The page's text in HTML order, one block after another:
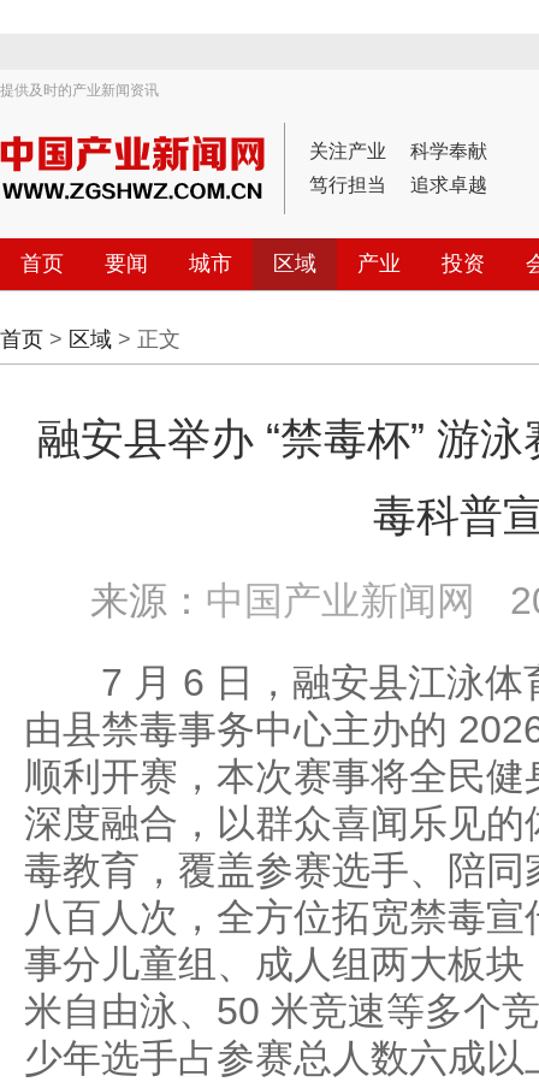
提供及时的产业新闻资讯
关注产业
科学奉献
笃行担当
追求卓越
首页 要闻 城市 区域 产业 投资
首页 > 区域 > 正文
融安县举办 “禁毒杯” 游
毒科普
来源： 中国产业新闻网
7 月 6 日，融安县江泳体
由县禁毒事务中心主办的
顺利开赛，本次赛事将全民
深度融合，以群众喜闻乐见
毒教育，覆盖参赛选手、陪
八百人次，全方位拓宽禁毒
事分儿童组、成人组两大板
米自由泳、50 米竞速等多个
少年选手占参赛总人数六成